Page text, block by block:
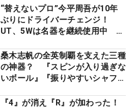
“替えないプロ”今平周吾が10年
ぶりにドライバーチェンジ！
UT、5Wは名器を継続使用中 #
桑木志帆の全英制覇を支えた三種
の神器？ 『スピンが入り過ぎな
いボール』『振りやすいシャフ
ー』 #女子プロセッティング
『4』が消え『R』が加わった！